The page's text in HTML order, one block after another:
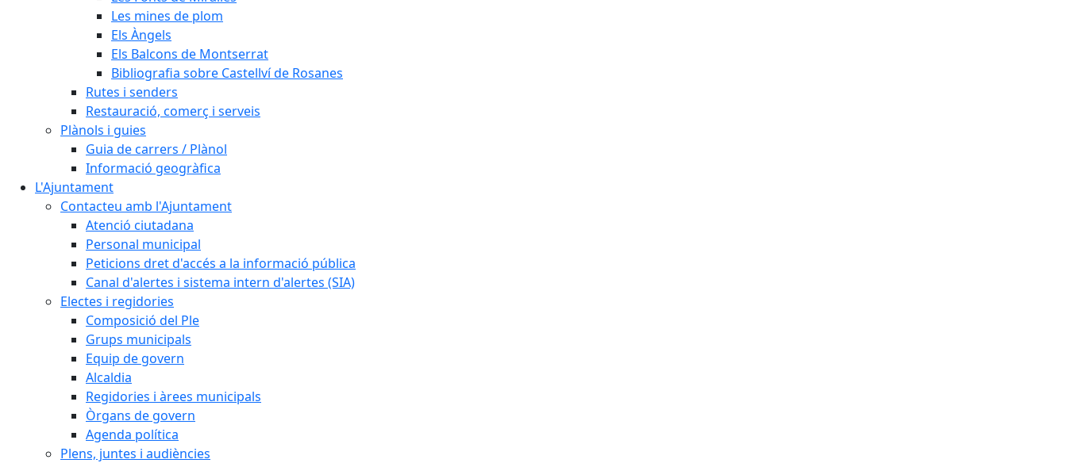
Les mines de plom
Els Àngels
Els Balcons de Montserrat
Bibliografia sobre Castellví de Rosanes
Rutes i senders
Restauració, comerç i serveis
Plànols i guies
Guia de carrers / Plànol
Informació geogràfica
L'Ajuntament
Contacteu amb l'Ajuntament
Atenció ciutadana
Personal municipal
Peticions dret d'accés a la informació pública
Canal d'alertes i sistema intern d'alertes (SIA)
Electes i regidories
Composició del Ple
Grups municipals
Equip de govern
Alcaldia
Regidories i àrees municipals
Òrgans de govern
Agenda política
Plens, juntes i audiències